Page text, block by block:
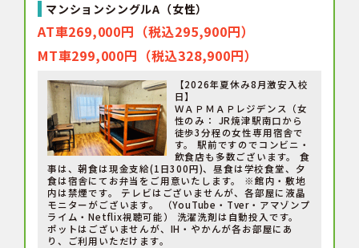
マンションシングルA（女性）
AT車269,000円（税込295,900円）
MT車299,000円（税込328,900円）
【2026年夏休み8月激安入校
日】
ＷＡＰＭＡＰレジデンス（女
性のみ： JR焼津駅南口から
徒歩3分程の女性専用宿舎で
す。 駅前ですのでコンビニ・
飲食店も多数ございます。 食
事は、朝食は現金支給(1日300円)、昼食は学校食堂、夕
食は宿舎にてお弁当をご用意いたします。 ※館内・敷地
内は禁煙です。 テレビはございませんが、各部屋に液晶
モニターがございます。 （YouTube・Tver・アマゾンプ
ライム・Netflix視聴可能） 洗濯洗剤は自動投入です。
ポットはございませんが、IH・やかんが各お部屋にあ
り、ご利用いただけます。